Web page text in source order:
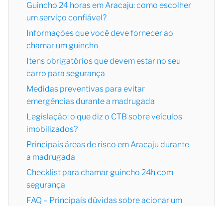
Guincho 24 horas em Aracaju: como escolher
um serviço confiável?
Informações que você deve fornecer ao
chamar um guincho
Itens obrigatórios que devem estar no seu
carro para segurança
Medidas preventivas para evitar
emergências durante a madrugada
Legislação: o que diz o CTB sobre veículos
imobilizados?
Principais áreas de risco em Aracaju durante
a madrugada
Checklist para chamar guincho 24h com
segurança
FAQ – Principais dúvidas sobre acionar um